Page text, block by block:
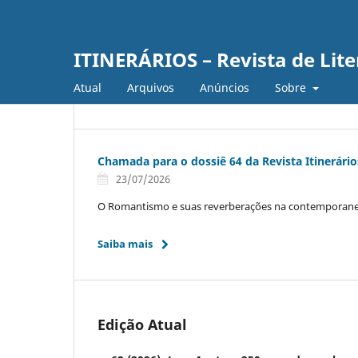
ITINERÁRIOS – Revista de
Atual Arquivos Anúncios Sobre
Chamada para o dossiê 64 da Revista
23/07/2026
O Romantismo e suas reverberações na
Saiba mais
Edição Atual